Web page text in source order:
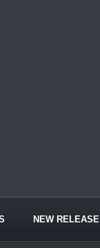
NEW RELEASE